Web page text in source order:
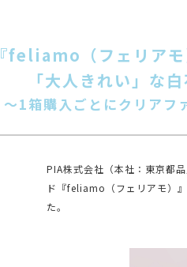
『feliamo（フェリア
「大人きれい」な
～1箱購入ごとにクリアフ
PIA株式会社（本社：東京都
ド『feliamo（フェリアモ）
た。